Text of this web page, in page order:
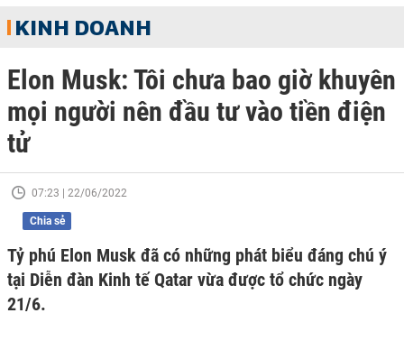
KINH DOANH
Elon Musk: Tôi chưa bao giờ khuyên
mọi người nên đầu tư vào tiền điện
tử
07:23 | 22/06/2022
Chia sẻ
Tỷ phú Elon Musk đã có những phát biểu đáng chú ý
tại Diễn đàn Kinh tế Qatar vừa được tổ chức ngày
21/6.